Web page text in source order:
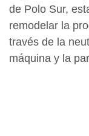
de Polo Sur,
remodelar la
través de la
máquina y la